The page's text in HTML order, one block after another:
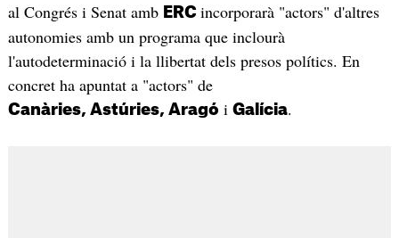
al Congrés i Senat amb ERC incorporarà "actors" d'altres
autonomies amb un programa que inclourà
l'autodeterminació i la llibertat dels presos polítics. En
concret ha apuntat a "actors" de
Canàries, Astúries, Aragó i Galícia.